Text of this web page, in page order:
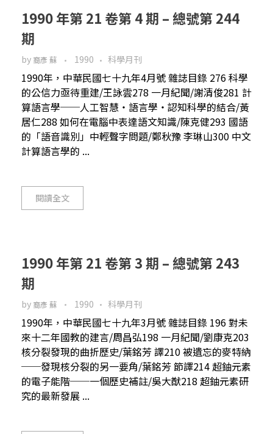
1990 年第 21 卷第 4 期 – 總號第 244
期
by 裔彥 蘇 1990 科學月刊
1990年，中華民國七十九年4月號 雜誌目錄 276 科學
的公信力亟待重建/王詠雲278 一月紀聞/謝清俊281 計
算語言學──人工智慧‧語言學‧認知科學的結合/黃
居仁288 如何在電腦中表達語文知識/陳克健293 國語
的「語音識別」中輕聲字問題/鄭秋豫 李琳山300 中文
計算語言學的 ...
閱讀全文
1990 年第 21 卷第 3 期 – 總號第 243
期
by 裔彥 蘇 1990 科學月刊
1990年，中華民國七十九年3月號 雜誌目錄 196 對未
來十二年國教的建言/周昌弘198 一月紀聞/劉康克203
核分裂發現的曲折歷史/葉銘芳 譯210 被遺忘的麥特納
──發現核分裂的另一要角/葉銘芳 節譯214 超鈾元素
的電子能階──一個歷史補註/吳大猷218 超鈾元素研
究的最新發展 ...